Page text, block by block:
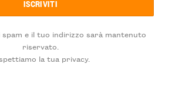
e il tuo indirizzo sarà mantenuto
riservato.
la tua privacy.